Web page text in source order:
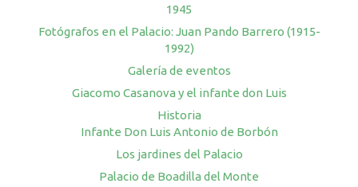
1945
Fotógrafos en el Palacio: Juan Pando Barrero (1915-
1992)
Galería de eventos
Giacomo Casanova y el infante don Luis
Historia
Infante Don Luis Antonio de Borbón
Los jardines del Palacio
Palacio de Boadilla del Monte